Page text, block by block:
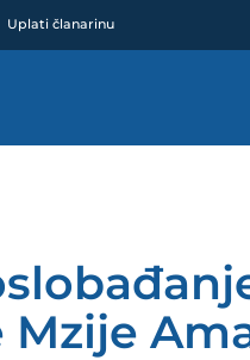
Uplati članarinu
Mzije